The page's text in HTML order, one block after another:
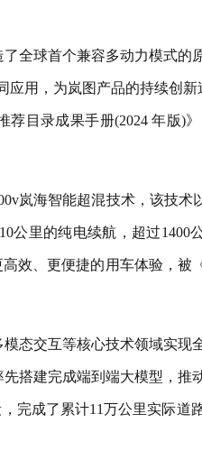
全球首个兼容多动力模式的
用，为岚图产品的持续创
目录成果手册(2024 年版)
岚海智能超混技术，该技术
公里的纯电续航，超过1400
效、更便捷的用车体验，被
态交互等核心技术领域实现
搭建完成端到端大模型，推
完成了累计11万公里实际道